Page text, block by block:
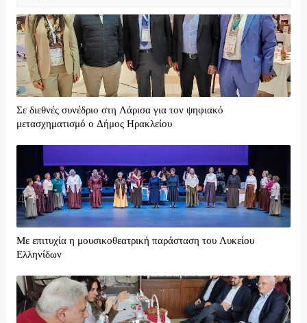
Σε διεθνές συνέδριο στη Λάρισα για τον ψηφιακό
μετασχηματισμό ο Δήμος Ηρακλείου
Με επιτυχία η μουσικοθεατρική παράσταση του Λυκείου
Ελληνίδων